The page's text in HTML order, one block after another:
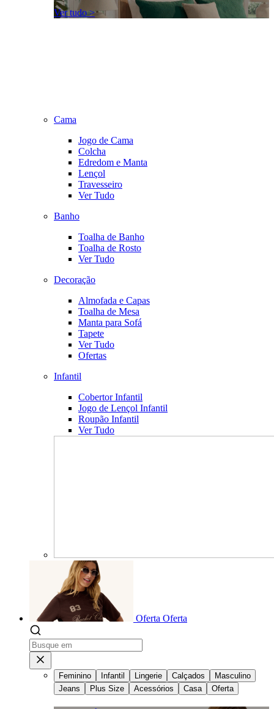
Ver tudo >
Cama
Jogo de Cama
Colcha
Edredom e Manta
Lençol
Travesseiro
Ver Tudo
Banho
Toalha de Banho
Toalha de Rosto
Ver Tudo
Decoração
Almofada e Capas
Toalha de Mesa
Manta para Sofá
Tapete
Ver Tudo
Ofertas
Infantil
Cobertor Infantil
Jogo de Lençol Infantil
Roupão Infantil
Ver Tudo
Oferta Oferta
Feminino Infantil Lingerie Calçados
Masculino
Jeans
Plus Size Acessórios Casa Oferta